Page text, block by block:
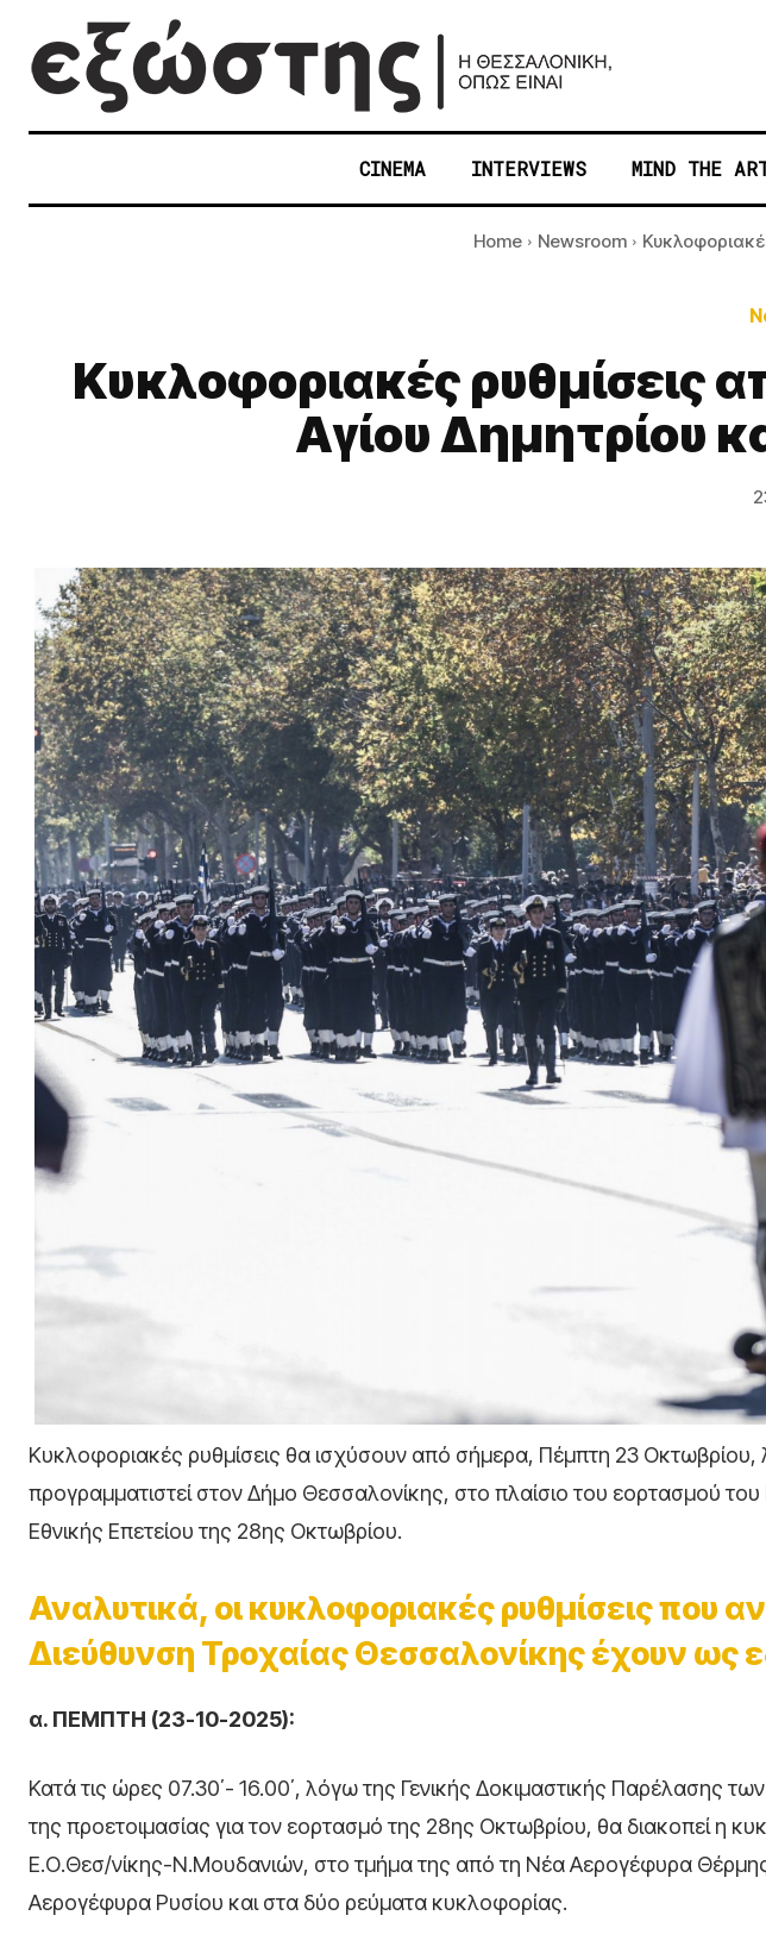
CINEMA INTERVIEWS MIND THE
Home Newsroom
Κυκλοφοριακές ρυθμίσεις
Αγίου Δημητρίου
Κυκλοφοριακές ρυθμίσεις θα ισχύσουν από σήμερα, Πέμπτη 23
προγραμματιστεί στον Δήμο Θεσσαλονίκης, στο πλαίσιο του εορτασμού του
Εθνικής Επετείου της 28ης Οκτωβρίου.
Αναλυτικά, οι κυκλοφοριακές ρυθμίσεις που
Διεύθυνση Τροχαίας Θεσσαλονίκης έχουν ως
α. ΠΕΜΠΤΗ (23-10-2025):
Κατά τις ώρες 07.30΄- 16.00΄, λόγω της Γενικής Δοκιμαστικής Παρέλασης
της προετοιμασίας για τον εορτασμό της 28ης Οκτωβρίου, θα διακοπεί η
Ε.Ο.Θεσ/νίκης-Ν.Μουδανιών, στο τμήμα της από τη Νέα Αερογέφυρα
Αερογέφυρα Ρυσίου και στα δύο ρεύματα κυκλοφορίας.